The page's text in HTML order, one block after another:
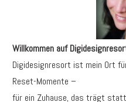
Willkommen auf
Digidesignresort ist mein Ort
Reset-Momente –
für ein Zuhause, das trägt